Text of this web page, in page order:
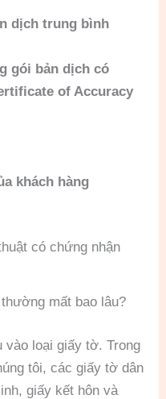
dịch trung bình
gói bản dịch có
of Accuracy
khách hàng
có chứng nhận
mất bao lâu?
vào loại giấy tờ. Trong
tôi, các giấy tờ dân
giấy kết hôn và